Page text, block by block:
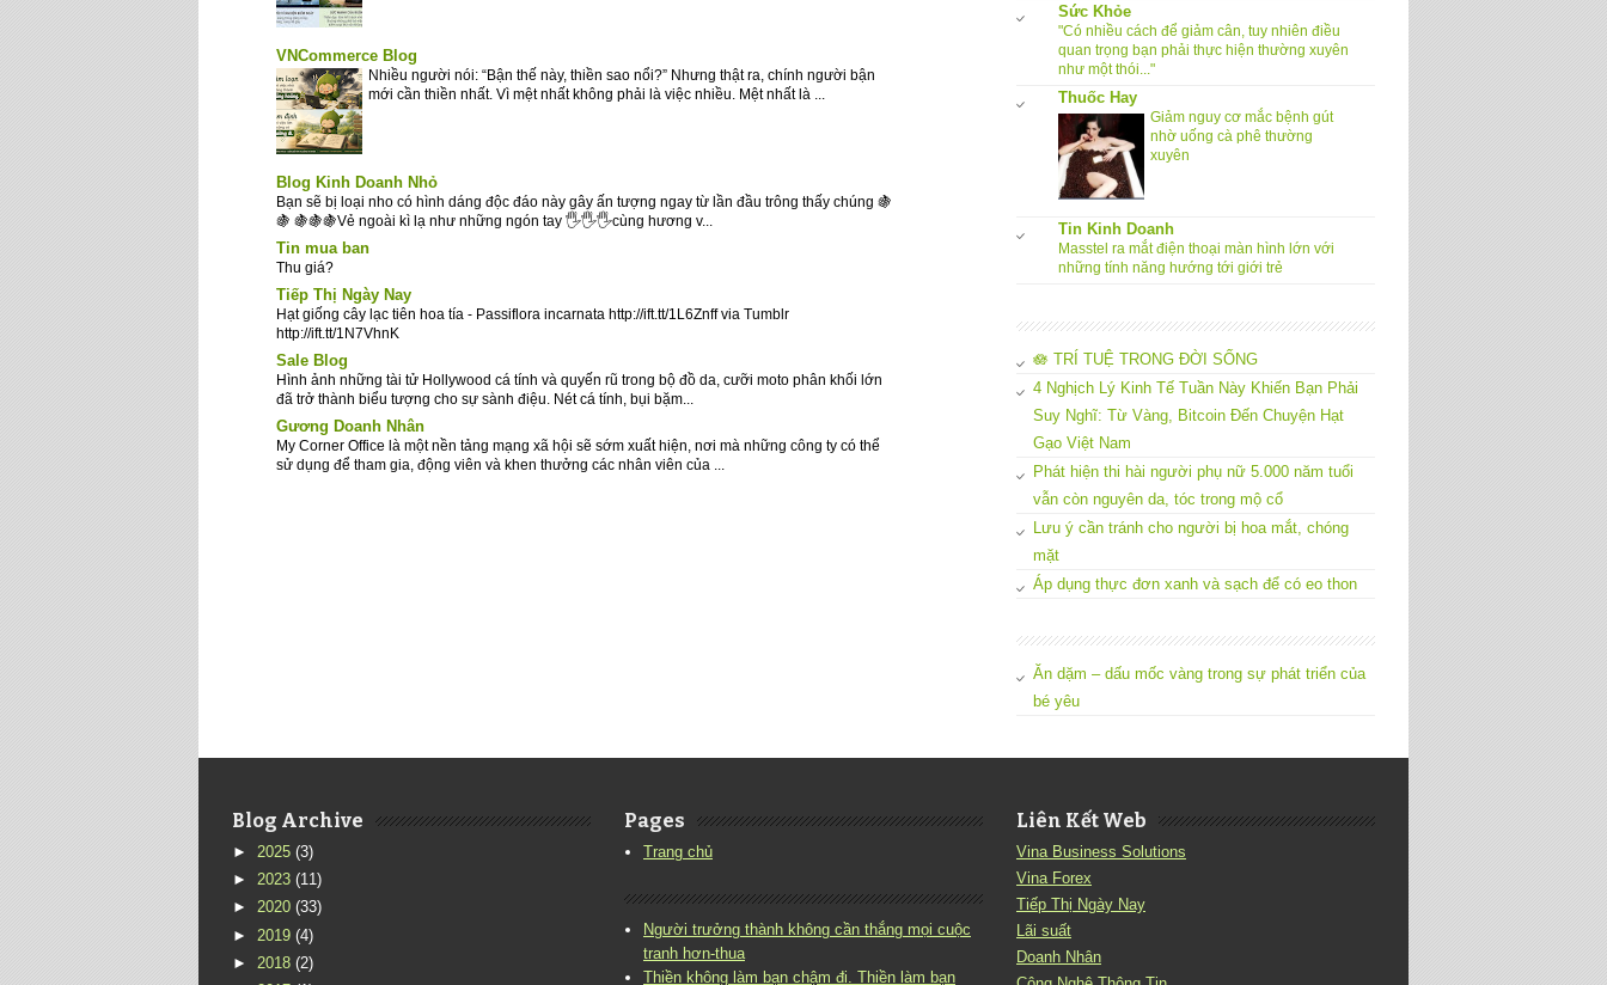
VNCommerce Blog
Nhiều người nói: “Bận thế này, thiền sao nổi?” Nhưng thật ra, chính người bận
mới cần thiền nhất. Vì mệt nhất không phải là việc nhiều. Mệt nhất là ...
Blog Kinh Doanh Nhỏ
Bạn sẽ bị loại nho có hình dáng độc đáo này gây ấn tượng ngay từ lần đầu trông thấy chúng 🍇
🍇 🍇🍇🍇Vẻ ngoài kì lạ như những ngón tay 🖐🖐🖐cùng hương v...
Tin mua ban
Thu giá?
Tiếp Thị Ngày Nay
Hạt giống cây lạc tiên hoa tía - Passiflora incarnata http://ift.tt/1L6Znff via Tumblr
http://ift.tt/1N7VhnK
Sale Blog
Hình ảnh những tài tử Hollywood cá tính và quyến rũ trong bộ đồ da, cưỡi moto phân khối lớn
đã trở thành biểu tượng cho sự sành điệu. Nét cá tính, bụi bặm...
Gương Doanh Nhân
My Corner Office là một nền tảng mạng xã hội sẽ sớm xuất hiện, nơi mà những công ty có thể
sử dụng để tham gia, động viên và khen thưởng các nhân viên của ...
Sức Khỏe
"Có nhiều cách để giảm cân, tuy nhiên điều
quan trọng bạn phải thực hiện thường xuyên
như một thói..."
Thuốc Hay
Giảm nguy cơ mắc bệnh gút
nhờ uống cà phê thường
xuyên
Tin Kinh Doanh
Masstel ra mắt điện thoại màn hình lớn với
những tính năng hướng tới giới trẻ
🪷 TRÍ TUỆ TRONG ĐỜI SỐNG
4 Nghịch Lý Kinh Tế Tuần Này Khiến Bạn Phải
Suy Nghĩ: Từ Vàng, Bitcoin Đến Chuyện Hạt
Gạo Việt Nam
Phát hiện thi hài người phụ nữ 5.000 năm tuổi
vẫn còn nguyên da, tóc trong mộ cổ
Lưu ý cần tránh cho người bị hoa mắt, chóng
mặt
Áp dụng thực đơn xanh và sạch để có eo thon
Ăn dặm – dấu mốc vàng trong sự phát triển của
bé yêu
Blog Archive
► 2025 (3)
► 2023 (11)
► 2020 (33)
► 2019 (4)
► 2018 (2)
Pages
Trang chủ
Người trưởng thành không cần thắng mọi cuộc
tranh hơn-thua
Thiền không làm bạn chậm đi. Thiền làm bạn
Liên Kết Web
Vina Business Solutions
Vina Forex
Tiếp Thị Ngày Nay
Lãi suất
Doanh Nhân